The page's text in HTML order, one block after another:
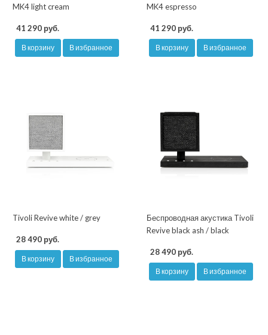
MK4 light cream
41 290 руб.
В корзину В избранное
MK4 espresso
41 290 руб.
В корзину В избранное
Tivoli Revive white / grey
28 490 руб.
В корзину В избранное
Беспроводная акустика Tivoli
Revive black ash / black
28 490 руб.
В корзину В избранное